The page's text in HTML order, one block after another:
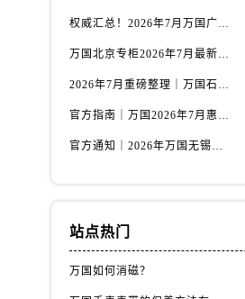
权威汇总！2026年7月万国广州官方专柜客户服务电话及门店名录
万国北京专柜2026年7月最新官方客服热线｜门店信息及服务攻略发布
2026年7月重磅整理｜万国石家庄官方专柜服务电话&客户服务中心公告
官方指南｜万国2026年7月惠州专柜客户服务热线与门店信息全攻略
官方通知｜2026年万国无锡专柜客户服务热线全新升级（附7月最新专柜信息汇总）
站点热门
万国如何消磁？